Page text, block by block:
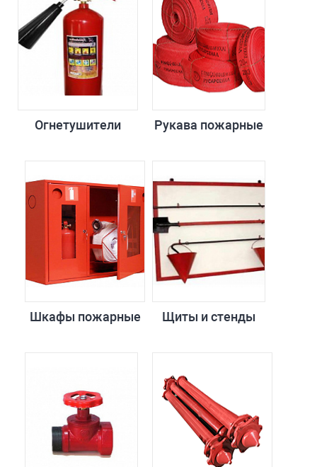
Огнетушители Рукава пожарные
Шкафы пожарные Щиты и стенды